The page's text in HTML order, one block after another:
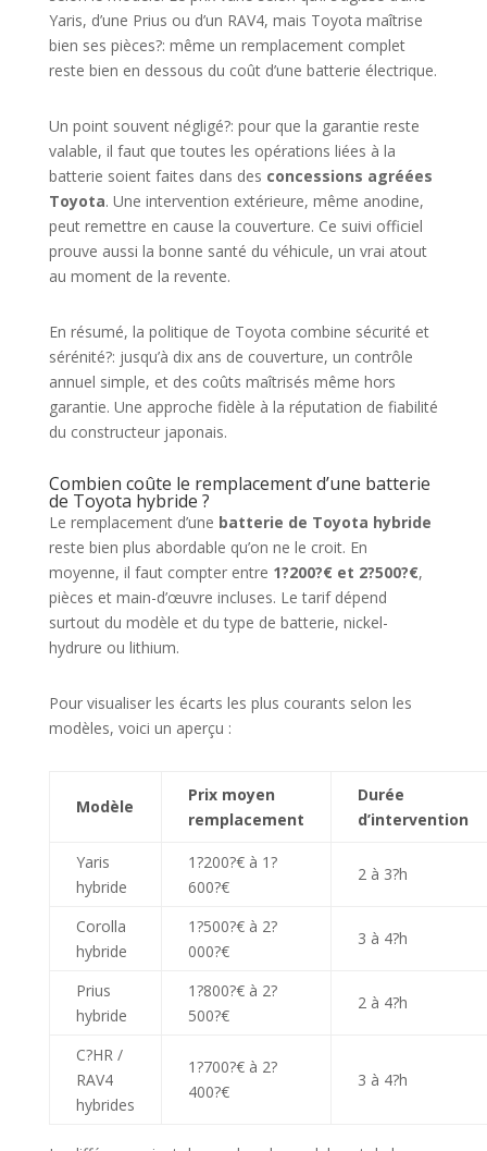
Yaris, d’une Prius ou d’un RAV4, mais Toyota maîtrise
bien ses pièces?: même un remplacement complet
reste bien en dessous du coût d’une batterie électrique.
Un point souvent négligé?: pour que la garantie reste
valable, il faut que toutes les opérations liées à la
batterie soient faites dans des concessions agréées
Toyota. Une intervention extérieure, même anodine,
peut remettre en cause la couverture. Ce suivi officiel
prouve aussi la bonne santé du véhicule, un vrai atout
au moment de la revente.
En résumé, la politique de Toyota combine sécurité et
sérénité?: jusqu’à dix ans de couverture, un contrôle
annuel simple, et des coûts maîtrisés même hors
garantie. Une approche fidèle à la réputation de fiabilité
du constructeur japonais.
Combien coûte le remplacement d’une batterie
de Toyota hybride ?
Le remplacement d’une batterie de Toyota hybride
reste bien plus abordable qu’on ne le croit. En
moyenne, il faut compter entre 1?200?€ et 2?500?€,
pièces et main-d’œuvre incluses. Le tarif dépend
surtout du modèle et du type de batterie, nickel-
hydrure ou lithium.
Pour visualiser les écarts les plus courants selon les
modèles, voici un aperçu :
Modèle
Prix moyen
remplacement
Durée
d’intervention
Yaris
hybride
1?200?€ à 1?
600?€
2 à 3?h
Corolla
hybride
1?500?€ à 2?
000?€
3 à 4?h
Prius
hybride
1?800?€ à 2?
500?€
2 à 4?h
C?HR /
RAV4
hybrides
1?700?€ à 2?
400?€
3 à 4?h